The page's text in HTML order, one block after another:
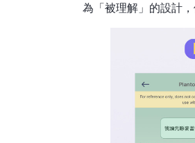
為「被理解」的設計